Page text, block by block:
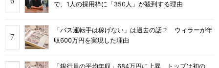
で、1人の採用枠に「350人」が殺到する理由
「バス運転手は稼げない」は過去の話？ ウィラーが年
収600万円を実現した理由
「銀行員の平均年収」684万円に上昇 トップは初の